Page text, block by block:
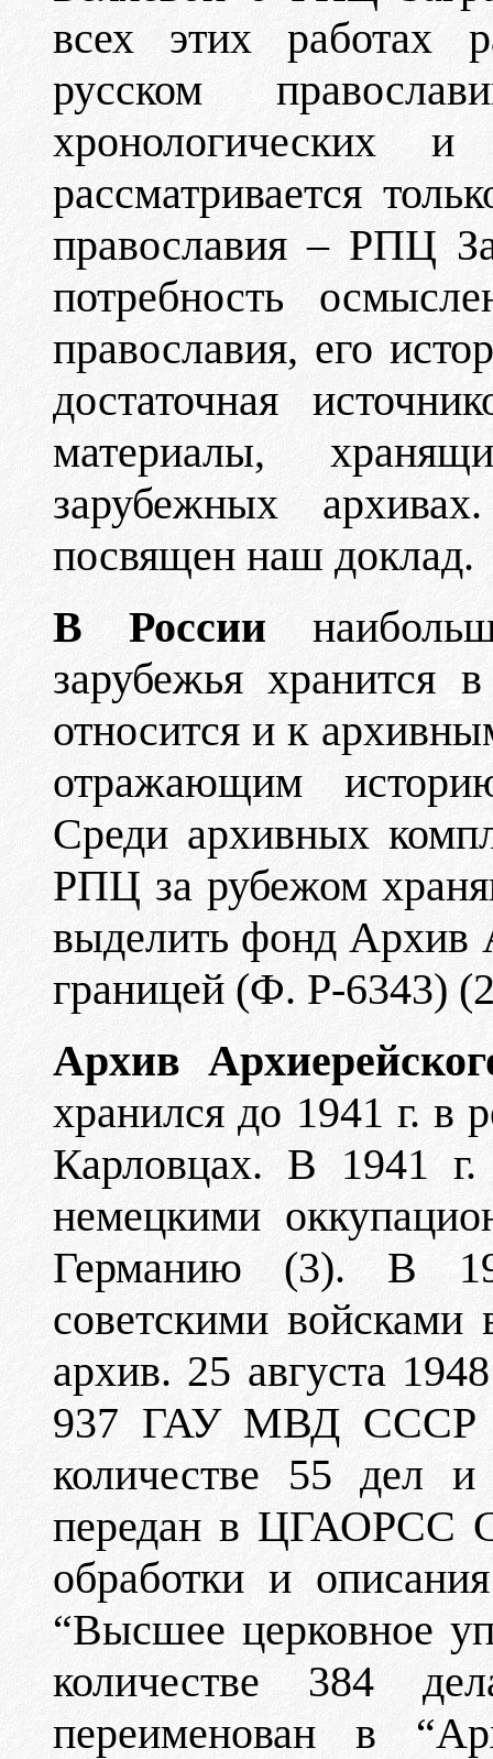
всех этих работах
русском
хронологических
рассматривается
православия – РПЦ
потребность
православия, его
достаточная
материалы,
зарубежных
посвящен наш доклад.
В России
зарубежья хранится
относится и к
отражающим
Среди архивных
РПЦ за рубежом
выделить фонд Архив
границей (Ф. Р-6343)
Архив
хранился до 1941 г. в
Карловцах. В 1941 г.
немецкими
Германию (3). В
советскими
архив. 25 августа
937 ГАУ МВД СССР
количестве 55 дел
передан в ЦГАОРСС
обработки и
“Высшее церковное
количестве 384
переименован в